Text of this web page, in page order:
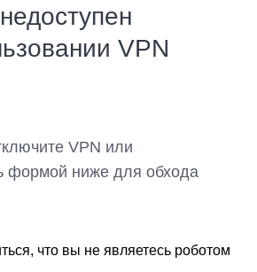
VPN
VPN или
формой ниже для обхода
что вы не являетесь роботом